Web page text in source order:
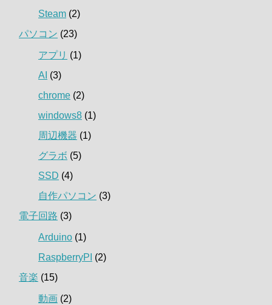
Steam (2)
パソコン (23)
アプリ (1)
AI (3)
chrome (2)
windows8 (1)
周辺機器 (1)
グラボ (5)
SSD (4)
自作パソコン (3)
電子回路 (3)
Arduino (1)
RaspberryPI (2)
音楽 (15)
動画 (2)